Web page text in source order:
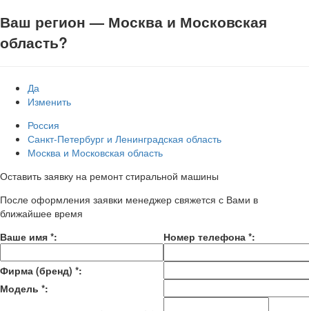
Ваш регион — Москва и Московская
область?
Да
Изменить
Россия
Санкт-Петербург и Ленинградская область
Москва и Московская область
Оставить заявку на ремонт стиральной машины
После оформления заявки менеджер свяжется с Вами в
ближайшее время
Ваше имя *: Номер телефона *:
Фирма (бренд) *:
Модель *: